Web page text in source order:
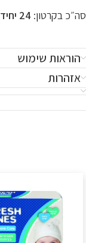
סה״כ בקרטון: 24 יחידות מגבונים
הוראות שימוש
אזהרות